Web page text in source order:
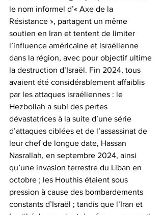
le nom informel d’« Axe de la
Résistance », partagent un même
soutien en Iran et tentent de limiter
l’influence américaine et israélienne
dans la région, avec pour objectif ultime
la destruction d’Israël. Fin 2024, tous
avaient été considérablement affaiblis
par les attaques israéliennes : le
Hezbollah a subi des pertes
dévastatrices à la suite d’une série
d’attaques ciblées et de l’assassinat de
leur chef de longue date, Hassan
Nasrallah, en septembre 2024, ainsi
qu’une invasion terrestre du Liban en
octobre ; les Houthis étaient sous
pression à cause des bombardements
constants d’Israël ; tandis que l’Iran et